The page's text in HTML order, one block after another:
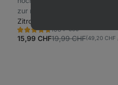
zur normalen Muskelfunktion
Verringerung von Müdigkeit und
Ermüdung bei,
Nahrungsergänzungsmittel
Zitrone 325 g
106
Bewertung
4.6/5,
106
Favoriten
699
15,99 CHF19,99 CHF(49,20 CHF